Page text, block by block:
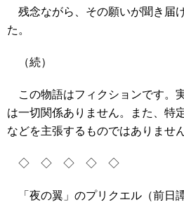
残念ながら、その願いが聞き届
た。
（続）
この物語はフィクションです。
は一切関係ありません。また、特
などを主張するものではありません
◇ ◇ ◇ ◇ ◇
「夜の翼」のプリクエル（前日